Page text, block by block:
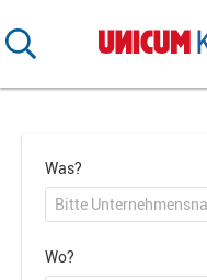
Was?
Wo?